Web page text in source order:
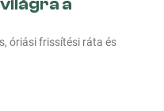
a
óriási frissítési ráta és